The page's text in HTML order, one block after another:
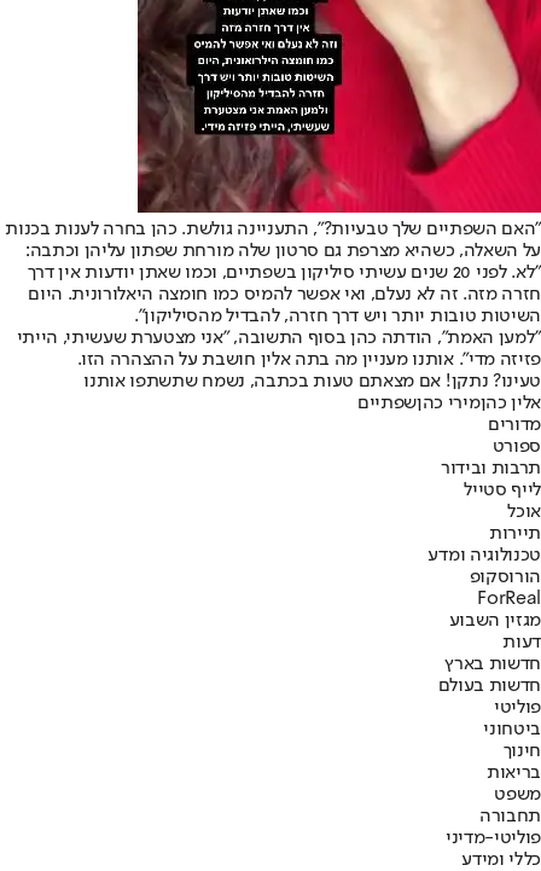
"האם השפתיים שלך טבעיות?", התעניינה גולשת. כהן בחרה לענות בכנות
על השאלה, כשהיא מצרפת גם סרטון שלה מורחת שפתון עליהן וכתבה:
"לא. לפני 20 שנים עשיתי סיליקון בשפתיים, וכמו שאתן יודעות אין דרך
חזרה מזה. זה לא נעלם, ואי אפשר להמיס כמו חומצה היאלורונית. היום
השיטות טובות יותר ויש דרך חזרה, להבדיל מהסיליקון".
"למען האמת", הודתה כהן בסוף התשובה, "אני מצטערת שעשיתי, הייתי
פזיזה מדי". אותנו מעניין מה בתה אלין חושבת על ההצהרה הזו.
טעינו? נתקן! אם מצאתם טעות בכתבה, נשמח שתשתפו אותנו
אלין כהןמירי כהןשפתיים
מדורים
ספורט
תרבות ובידור
לייף סטייל
אוכל
תיירות
טכנולוגיה ומדע
הורוסקופ
ForReal
מגזין השבוע
דעות
חדשות בארץ
חדשות בעולם
פוליטי
ביטחוני
חינוך
בריאות
משפט
תחבורה
פוליטי-מדיני
כללי ומידע